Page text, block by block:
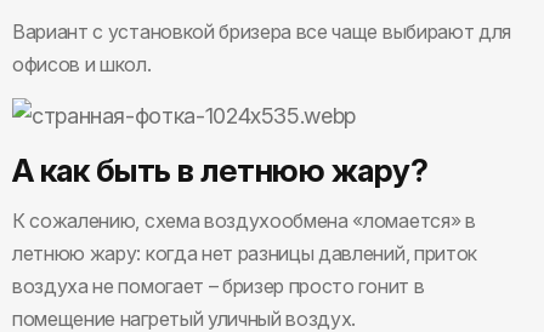
Вариант с установкой бризера все чаще выбирают для
офисов и школ.
А как быть в летнюю жару?
К сожалению, схема воздухообмена «ломается» в
летнюю жару: когда нет разницы давлений, приток
воздуха не помогает – бризер просто гонит в
помещение нагретый уличный воздух.